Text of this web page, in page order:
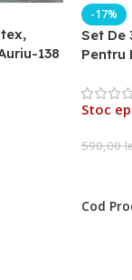
138
-17%
Set De
Pentru
Stoc
590,00
Cod